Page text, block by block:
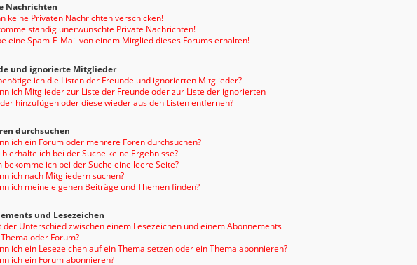
Nachrichten
keine Privaten Nachrichten verschicken!
ständig unerwünschte Private Nachrichten!
eine Spam-E-Mail von einem Mitglied dieses Forums erhalten!
und ignorierte Mitglieder
ich die Listen der Freunde und ignorierten Mitglieder?
ich Mitglieder zur Liste der Freunde oder zur Liste der ignorierten
hinzufügen oder diese wieder aus den Listen entfernen?
durchsuchen
ich ein Forum oder mehrere Foren durchsuchen?
erhalte ich bei der Suche keine Ergebnisse?
bekomme ich bei der Suche eine leere Seite?
ich nach Mitgliedern suchen?
ich meine eigenen Beiträge und Themen finden?
und Lesezeichen
der Unterschied zwischen einem Lesezeichen und einem Abonnements
oder Forum?
ich ein Lesezeichen auf ein Thema setzen oder ein Thema abonnieren?
ich ein Forum abonnieren?